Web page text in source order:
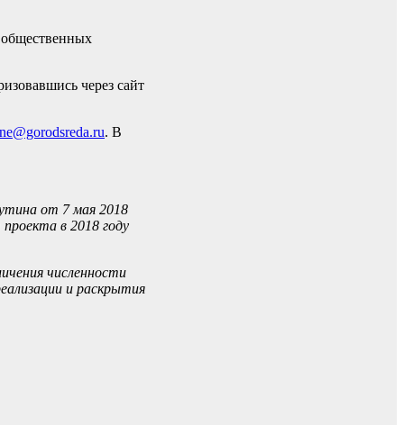
через сайт
. В
от 7 мая 2018
в 2018 году
численности
и раскрытия